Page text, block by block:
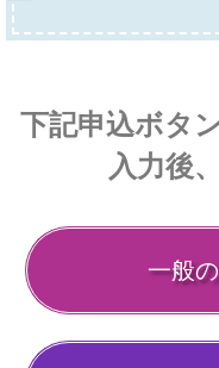
下記申込ボタ
入力後
一般